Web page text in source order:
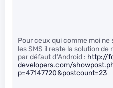
Pour ceux qui comme moi
les SMS il reste la solution de
par défaut d’Android : http://
developers.com/
p=47147720&postcount=23